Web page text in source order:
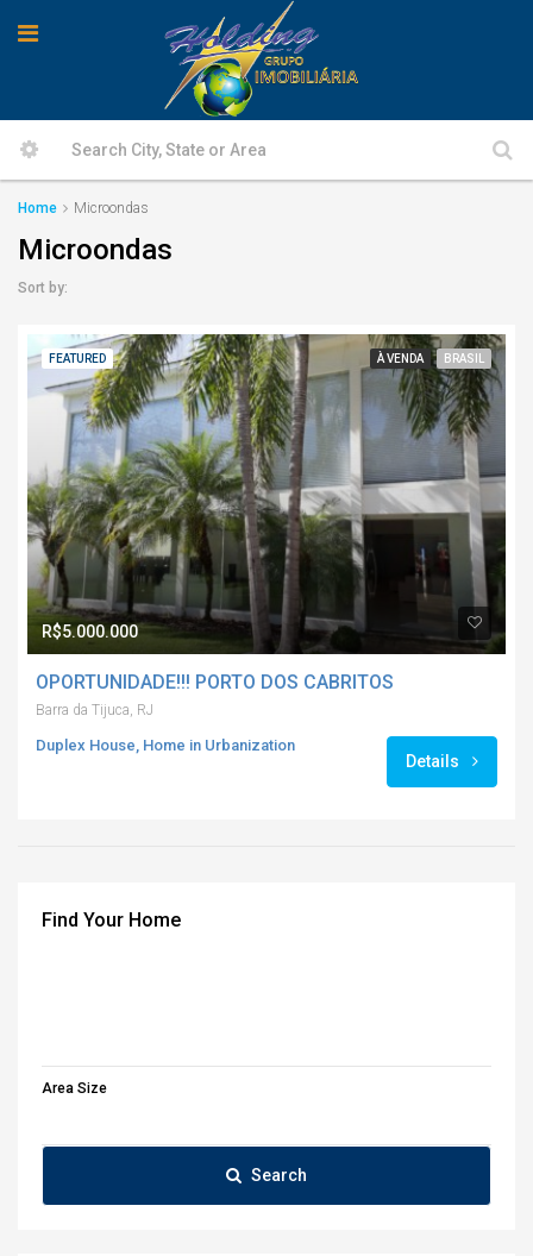
Home Microondas
Microondas
Sort by:
FEATURED À VENDA BRASIL
R$5.000.000
OPORTUNIDADE!!! PORTO DOS CABRITOS
Barra da Tijuca, RJ
Duplex House, Home in Urbanization
Details
Find Your Home
Area Size
Search